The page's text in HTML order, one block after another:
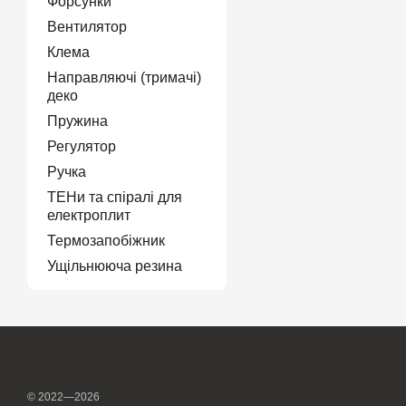
Вентилятор
Клема
Направляючі (тримачі)
деко
Пружина
Регулятор
Ручка
ТЕНи та спіралі для
електроплит
Термозапобіжник
Ущільнююча резина
© 2022—2026